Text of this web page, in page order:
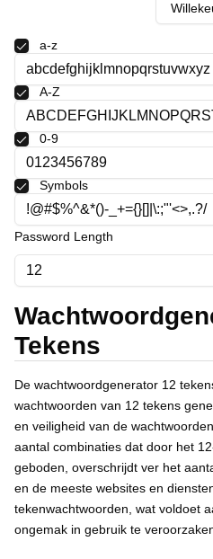
Svenska
ภาษาไทย
Türkçe
Українська
Tiếng Việt
a-z
A-Z
0-9
Symbols
Password Length
Tekens
De wachtwoordgenerator 12
wachtwoorden van 12 tekens
en veiligheid van de
aantal combinaties dat door het
geboden, overschrijdt ver het
en de meeste websites en
tekenwachtwoorden, wat voldoet
ongemak in gebruik te